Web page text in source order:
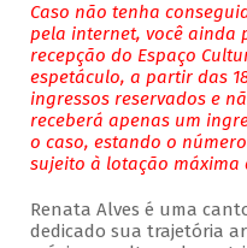
Caso não tenha
pela internet, você ainda
recepção do Espaço
espetáculo, a partir das
ingressos reservados e
receberá apenas um
o caso, estando o
sujeito à lotação máxima
Renata Alves é uma
dedicado sua trajetória